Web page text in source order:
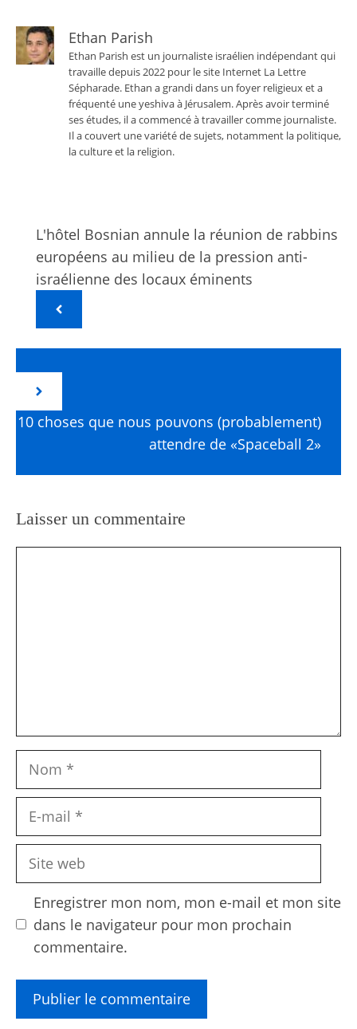
Ethan Parish
Ethan Parish est un journaliste israélien indépendant qui
travaille depuis 2022 pour le site Internet La Lettre
Sépharade. Ethan a grandi dans un foyer religieux et a
fréquenté une yeshiva à Jérusalem. Après avoir terminé
ses études, il a commencé à travailler comme journaliste.
Il a couvert une variété de sujets, notamment la politique,
la culture et la religion.
L'hôtel Bosnian annule la réunion de rabbins
européens au milieu de la pression anti-
israélienne des locaux éminents
10 choses que nous pouvons (probablement)
attendre de «Spaceball 2»
Laisser un commentaire
Nom
Site
Enregistrer mon nom, mon e-mail et mon site
dans le navigateur pour mon prochain
commentaire.